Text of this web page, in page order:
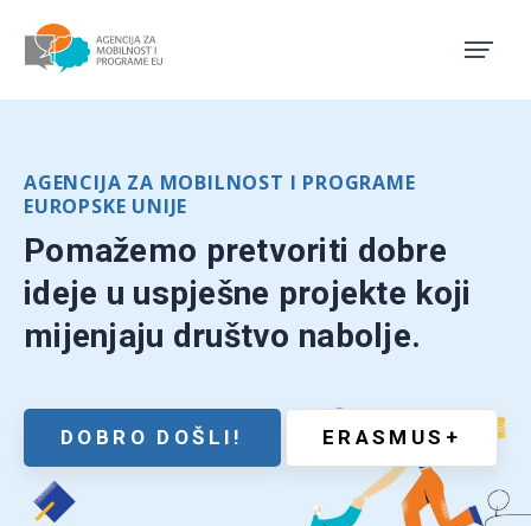
Agencija za mobilnost i
AGENCIJA ZA MOBILNOST I PROGRAME
EUROPSKE UNIJE
Pomažemo pretvoriti dobre
ideje u uspješne projekte koji
mijenjaju društvo nabolje.
DOBRO DOŠLI! ERASMUS+